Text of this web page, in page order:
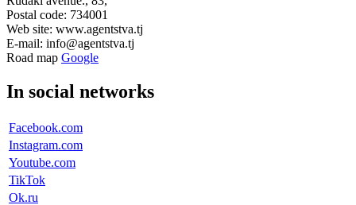
Postal code: 734001
Web site: www.agentstva.tj
E-mail: info@agentstva.tj
Road map Google
In social networks
Facebook.com
Instagram.com
Youtube.com
TikTok
Ok.ru